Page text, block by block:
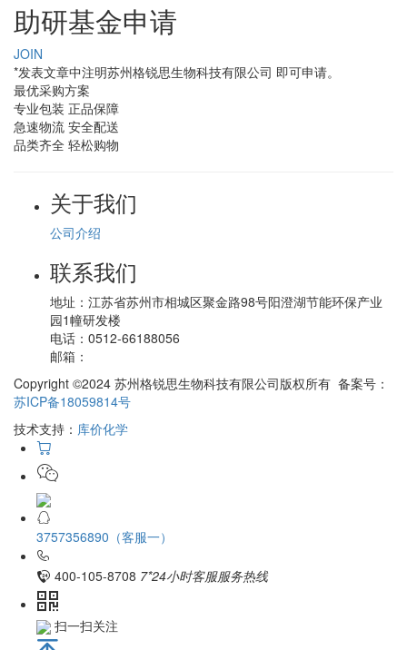
助研基金申请
JOIN
*发表文章中注明苏州格锐思生物科技有限公司 即可申请。
最优采购方案
专业包装 正品保障
急速物流 安全配送
品类齐全 轻松购物
关于我们
公司介绍
联系我们
地址： 江苏省苏州市相城区聚金路98号阳澄湖节能环保产业
园1幢研发楼
电话： 0512-66188056
邮箱：
Copyright ©2024 苏州格锐思生物科技有限公司版权所有 备案号：
苏ICP备18059814号
技术支持： 库价化学
3757356890（客服一）
400-105-8708 7*24小时客服服务热线
扫一扫关注